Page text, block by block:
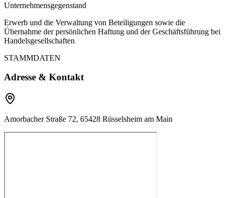
Unternehmensgegenstand
Erwerb und die Verwaltung von Beteiligungen sowie die
Übernahme der persönlichen Haftung und der Geschäftsführung bei
Handelsgesellschaften
STAMMDATEN
Adresse & Kontakt
Amorbacher Straße 72, 65428 Rüsselsheim am Main